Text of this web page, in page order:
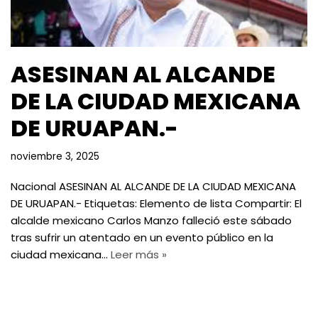
ASESINAN AL ALCANDE
DE LA CIUDAD MEXICANA
DE URUAPAN.-
noviembre 3, 2025
Nacional ASESINAN AL ALCANDE DE LA CIUDAD MEXICANA
DE URUAPAN.- Etiquetas: Elemento de lista Compartir: El
alcalde mexicano Carlos Manzo falleció este sábado
tras sufrir un atentado en un evento público en la
ciudad mexicana… Leer más »